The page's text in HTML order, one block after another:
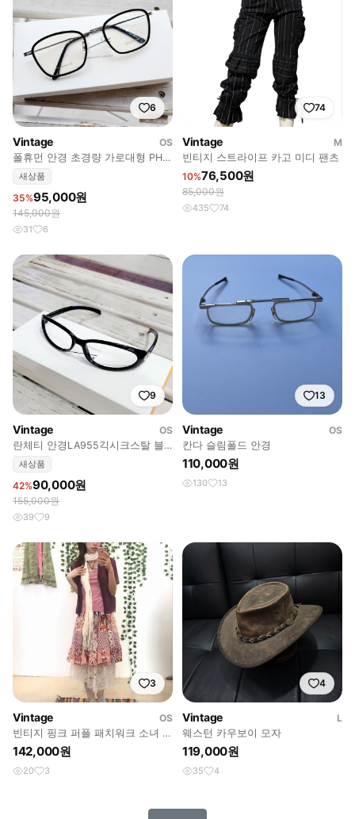
6
Vintage
OS
폴휴먼 안경 초경량 가로대형 PHP-
5276D
새상품
35%95,000원
145,000원
31 6
74
Vintage
M
빈티지 스트라이프 카고 미디 팬츠
10%76,500원
85,000원
435 74
9
Vintage
OS
란체티 안경LA955긱시크스탈 블
루라이트차단(+체인지 변색렌즈포
함)
새상품
42%90,000원
155,000원
39 9
13
Vintage
OS
칸다 슬림폴드 안경
110,000원
130 13
3
Vintage
OS
빈티지 핑크 퍼플 패치워크 소녀 하
구미 코디 세트
142,000원
20 3
4
Vintage
L
웨스턴 카우보이 모자
119,000원
35 4